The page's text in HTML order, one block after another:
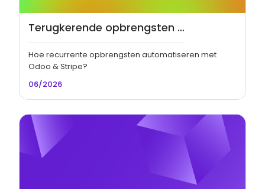
Terugkerende opbrengsten automatiseren
Hoe recurrente opbrengsten automatiseren met
Odoo & Stripe?
06/2026